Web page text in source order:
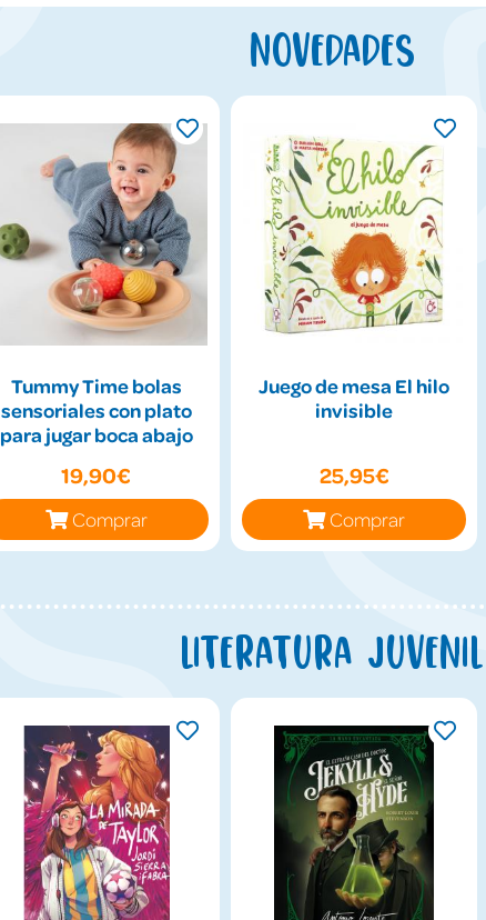
Novedades
Tummy Time bolas
sensoriales con plato
para jugar boca abajo
19,90€
Comprar
Juego de mesa El hilo
invisible
25,95€
Comprar
Literatura juvenil